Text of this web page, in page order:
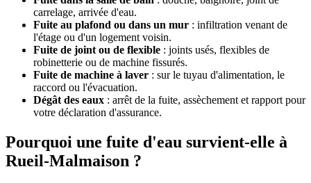
carrelage, arrivée d'eau.
Fuite au plafond ou dans un mur : infiltration venant de
l'étage ou d'un logement voisin.
Fuite de joint ou de flexible : joints usés, flexibles de
robinetterie ou de machine fissurés.
Fuite de machine à laver : sur le tuyau d'alimentation, le
raccord ou l'évacuation.
Dégât des eaux : arrêt de la fuite, assèchement et rapport pour
votre déclaration d'assurance.
Pourquoi une fuite d'eau survient-elle à
Rueil-Malmaison ?